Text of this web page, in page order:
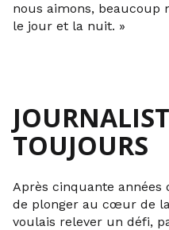
nous aimons, beaucoup
le jour et la nuit. »
TOUJOURS
Après cinquante années
de plonger au cœur de
voulais relever un défi,